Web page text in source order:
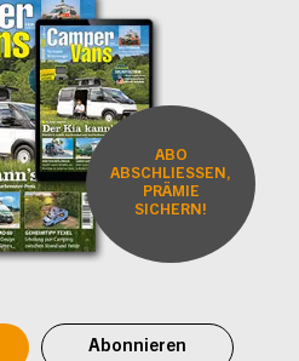
ABO
ABSCHLIESSEN,
PRÄMIE
SICHERN!
Abonnieren